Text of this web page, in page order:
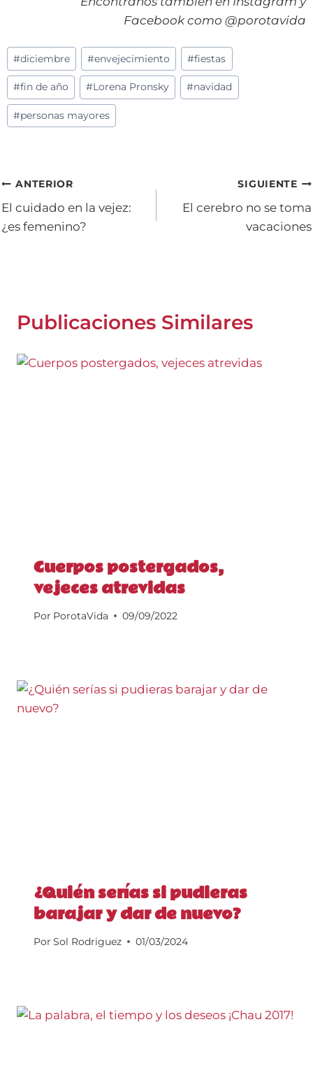
Facebook como @porotavida
Etiquetas
de
la
entrada:
#diciembre #envejecimiento #fiestas
#fin de año #Lorena Pronsky #navidad
#personas mayores
Navegación
de
ANTERIOR
El cuidado en la vejez:
¿es femenino?
SIGUIENTE
El cerebro no se toma
vacaciones
Publicaciones Similares
Cuerpos postergados,
vejeces atrevidas
Por PorotaVida 09/09/2022
¿Quién serías si pudieras
barajar y dar de nuevo?
Por Sol Rodriguez 01/03/2024